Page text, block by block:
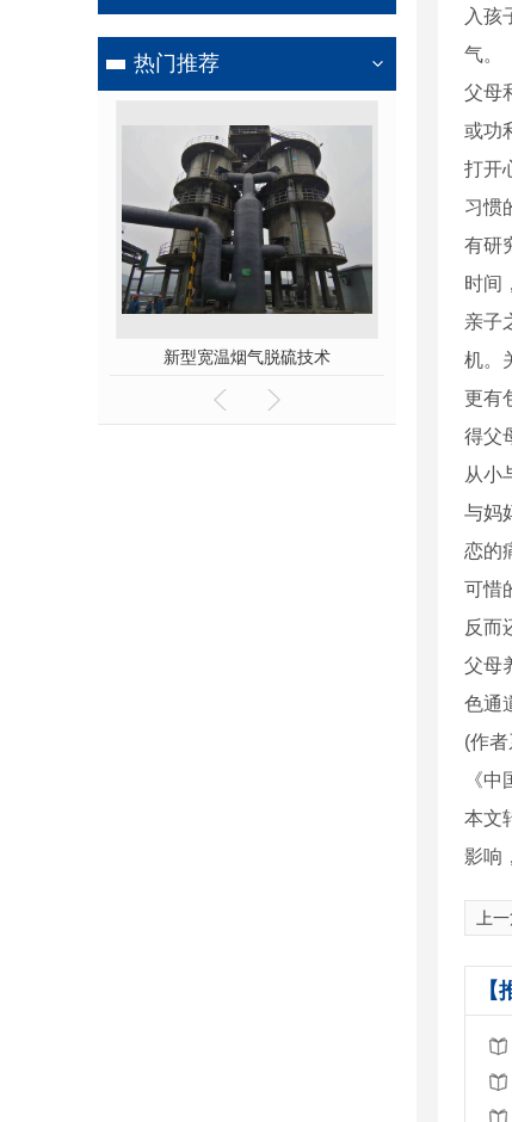
热门推荐
新型宽温烟气脱硫技术 活性
入孩
气。
父母
或功
打开
习惯
有研
时间
亲子
机。
更有
得父
从小
与妈
恋的
可惜
反而
父母
色通
(作
《
本文
影响
上